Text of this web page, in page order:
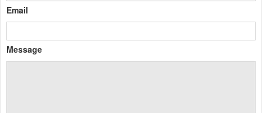
Email
Message